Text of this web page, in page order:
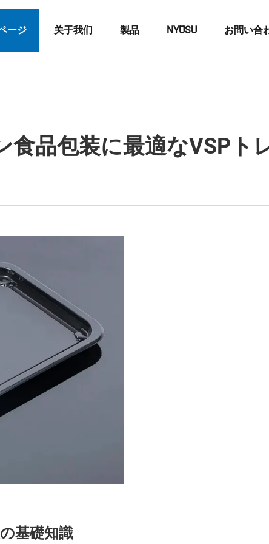
ージ 关于我们 製品 NYŪSU お問い合
食品包装に最適なVSPト
基礎知識